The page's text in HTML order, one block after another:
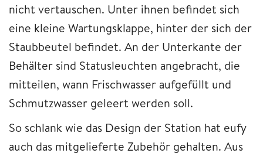
nicht vertauschen. Unter ihnen befindet sich
eine kleine Wartungsklappe, hinter der sich der
Staubbeutel befindet. An der Unterkante der
Behälter sind Statusleuchten angebracht, die
mitteilen, wann Frischwasser aufgefüllt und
Schmutzwasser geleert werden soll.
So schlank wie das Design der Station hat eufy
auch das mitgelieferte Zubehör gehalten. Aus